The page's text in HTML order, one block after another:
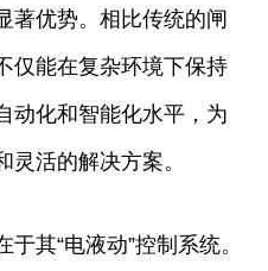
著优势。相比传统的闸
仅能在复杂环境下保持
动化和智能化水平，为
活的解决方案。
其“电液动”控制系统。